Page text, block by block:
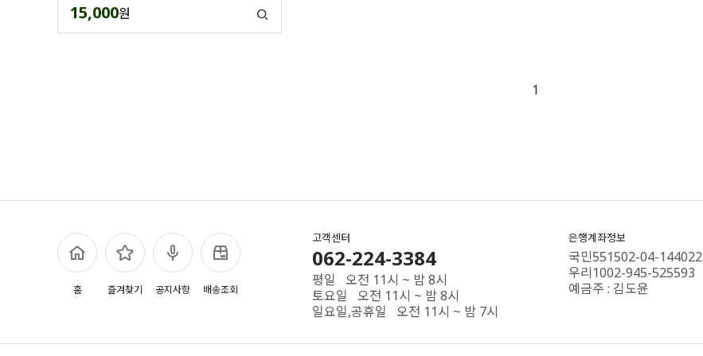
15,000원
1
홈 즐겨찾기 공지사항 배송조회
고객센터
062-224-3384
평일 오전 11시 ~ 밤 8시
토요일 오전 11시 ~ 밤 8시
일요일,공휴일 오전 11시 ~ 밤 7시
은행계좌정보
국민551502-04-144022
우리1002-945-525593
예금주 : 김도윤